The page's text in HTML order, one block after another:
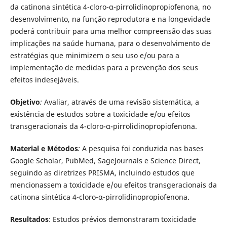
da catinona sintética 4-cloro-α-pirrolidinopropiofenona, no
desenvolvimento, na função reprodutora e na longevidade
poderá contribuir para uma melhor compreensão das suas
implicações na saúde humana, para o desenvolvimento de
estratégias que minimizem o seu uso e/ou para a
implementação de medidas para a prevenção dos seus
efeitos indesejáveis.
Objetivo: Avaliar, através de uma revisão sistemática, a
existência de estudos sobre a toxicidade e/ou efeitos
transgeracionais da 4-cloro-α-pirrolidinopropiofenona.
Material e Métodos: A pesquisa foi conduzida nas bases
Google Scholar, PubMed, SageJournals e Science Direct,
seguindo as diretrizes PRISMA, incluindo estudos que
mencionassem a toxicidade e/ou efeitos transgeracionais da
catinona sintética 4-cloro-α-pirrolidinopropiofenona.
Resultados: Estudos prévios demonstraram toxicidade